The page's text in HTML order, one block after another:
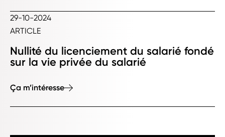
29-10-2024
ARTICLE
Nullité du licenciement du salarié fondé
sur la vie privée du salarié
Ça m’intéresse